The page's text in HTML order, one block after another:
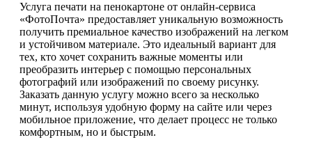
Услуга печати на пенокартоне от онлайн-сервиса
«ФотоПочта» предоставляет уникальную возможность
получить премиальное качество изображений на легком
и устойчивом материале. Это идеальный вариант для
тех, кто хочет сохранить важные моменты или
преобразить интерьер с помощью персональных
фотографий или изображений по своему рисунку.
Заказать данную услугу можно всего за несколько
минут, используя удобную форму на сайте или через
мобильное приложение, что делает процесс не только
комфортным, но и быстрым.